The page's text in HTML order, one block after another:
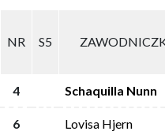
NR S5
4 Schaquilla Nunn
6 Lovisa Hjern
NR S5
4 Schaquilla Nunn
6 Lovisa Hjern